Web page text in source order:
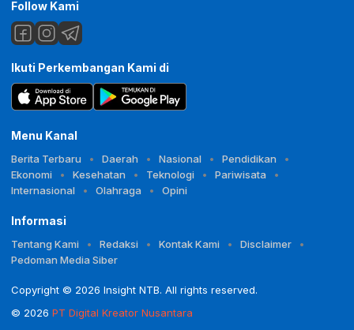
Follow Kami
Ikuti Perkembangan Kami di
Menu Kanal
Berita Terbaru Daerah Nasional
Pendidikan
Ekonomi
Kesehatan Teknologi
Pariwisata
Internasional
Olahraga Opini
Informasi
Tentang Kami Redaksi Kontak Kami
Disclaimer
Pedoman Media Siber
Copyright © 2026 Insight NTB. All rights reserved.
© 2026 PT Digital Kreator Nusantara